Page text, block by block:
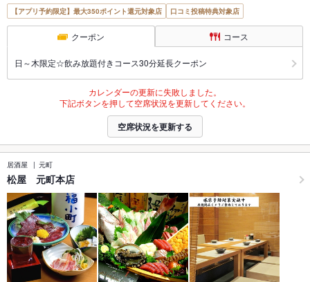
【アプリ予約限定】最大350ポイント還元対象店 口コミ投稿特典対象店
クーポン コース
日～木限定☆飲み放題付きコース30分延長クーポン
カレンダーの更新に失敗しました。
下記ボタンを押して空席状況を更新してください。
空席状況を更新する
居酒屋 元町
松屋 元町本店